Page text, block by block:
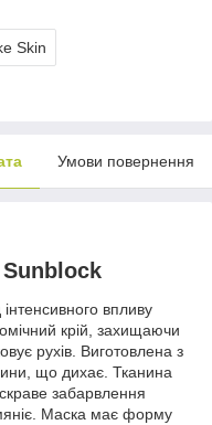
Skin
Умови повернення
впливу
крій, захищаючи
рухів. Виготовлена з
що дихає. Тканина
забарвлення
Маска має форму